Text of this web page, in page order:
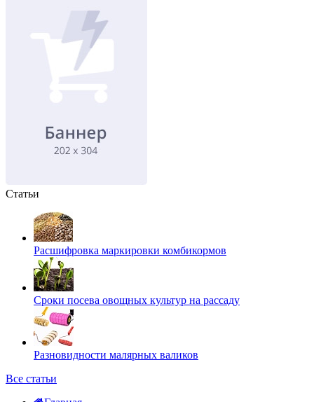
Статьи
Расшифровка маркировки комбикормов
Сроки посева овощных культур на рассаду
Разновидности малярных валиков
Все статьи